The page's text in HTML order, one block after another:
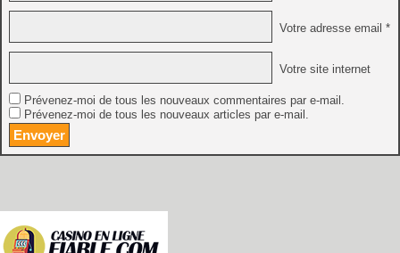
Votre adresse email *
Votre site internet
Prévenez-moi de tous les nouveaux commentaires par e-mail.
Prévenez-moi de tous les nouveaux articles par e-mail.